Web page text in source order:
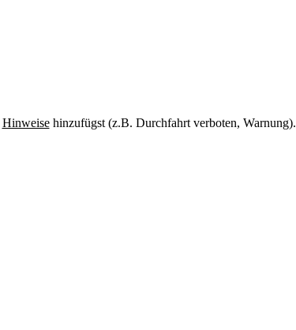
Hinweisehinzufügst (z.B. Durchfahrt verboten, Warnung).